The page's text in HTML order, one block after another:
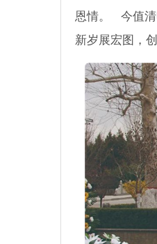
恩情。 今值清
新岁展宏图，